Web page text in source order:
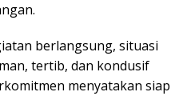
berlangsung, situasi
tertib, dan kondusif
menyatakan siap